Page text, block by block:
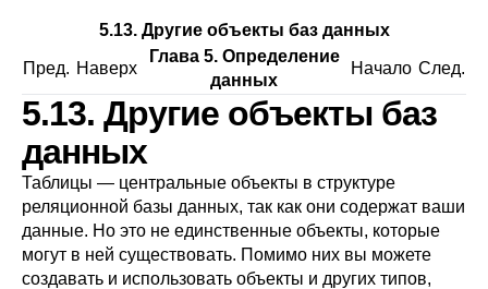
5.13. Другие объекты баз данных
Пред. Наверх
Глава 5. Определение
данных
Начало След.
5.13. Другие объекты баз
данных
Таблицы — центральные объекты в структуре
реляционной базы данных, так как они содержат ваши
данные. Но это не единственные объекты, которые
могут в ней существовать. Помимо них вы можете
создавать и использовать объекты и других типов,